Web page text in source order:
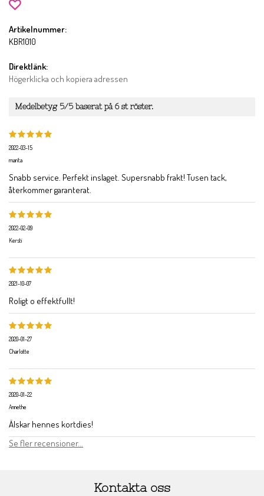
Artikelnummer:
KBR1010
Direktlänk:
Högerklicka och kopiera adressen
Medelbetyg 5/5 baserat på 6st röster.
2022-03-15
marita
Snabb service. Perfekt inslaget. Supersnabb frakt! Tusen tack,
återkommer garanterat.
2022-02-09
Kersti
2021-10-07
Roligt o effektfullt!
2020-01-27
Charlotte
2020-01-22
Annethe
Älskar hennes kortdies!
Se fler recensioner...
Kontakta oss